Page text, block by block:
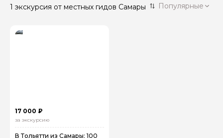
Санкт-Петербург 50 экскурсий
Россия
1 экскурсия от местных гидов Самары Популярные
17 000 ₽
за экскурсию
В Тольятти из Самары: 100